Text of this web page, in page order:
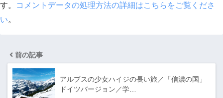
す。
コメントデータの処理方法の詳細はこちらをご覧くださ
い。
前の記事
アルプスの少女ハイジの長い旅／「信濃の国」
ドイツバージョン／学…